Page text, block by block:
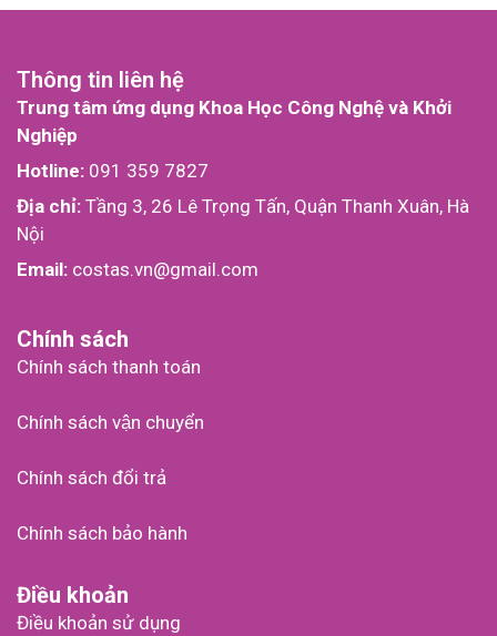
Thông tin liên hệ
Trung tâm ứng dụng Khoa Học Công Nghệ và Khởi
Nghiệp
Hotline: 091 359 7827
Địa chỉ: Tầng 3, 26 Lê Trọng Tấn, Quận Thanh Xuân, Hà
Nội
Email: costas.vn@gmail.com
Chính sách
Chính sách thanh toán
Chính sách vận chuyển
Chính sách đổi trả
Chính sách bảo hành
Điều khoản
Điều khoản sử dụng